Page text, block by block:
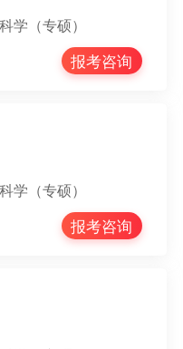
学（专硕）
报考咨询
学（专硕）
报考咨询